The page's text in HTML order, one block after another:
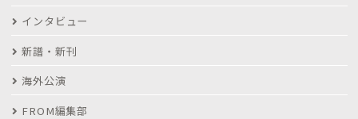
インタビュー
新譜・新刊
海外公演
FROM編集部